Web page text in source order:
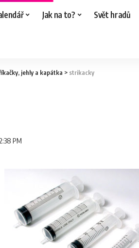
Jak na to? Svět hradů
jehly a kapátka > strikacky
PM